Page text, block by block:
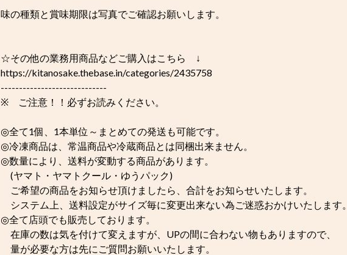
味の種類と賞味期限は写真でご確認お願いします。
☆その他の業務用商品などご購入はこちら ↓
https://kitanosake.thebase.in/categories/2435758
-----------------------------
※ ご注意！！必ずお読みください。
◎全て1個、1本単位～まとめての発送も可能です。
◎冷凍商品は、常温商品や冷蔵商品とは同梱出来ません。
◎数量により、送料が変動する商品があります。
(ヤマト・ヤマトクール・ゆうパック)
ご希望の商品をお知らせ頂けましたら、合計をお知らせいたします。
システム上、送料設定がサイズ毎に変更出来ない為ご迷惑おかけいたします。
◎全て店頭でも販売しております。
在庫の数は気を付けて変えますが、UPの間に合わない物もありますので、
量が必要な方は先にご質問お願いいたします。